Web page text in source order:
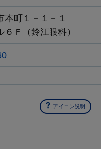
本町１－１－１
６Ｆ（鈴江眼科）
アイコン説明